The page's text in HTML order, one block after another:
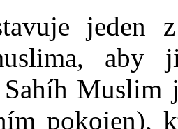
aby
Muslim
pokojen),